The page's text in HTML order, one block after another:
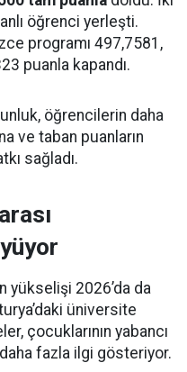
öğrenci yerleşti.
programı 497,7581,
puanla kapandı.
öğrencilerin daha
ve taban puanların
sağladı.
yükselişi 2026’da da
üniversite
çocuklarının yabancı
fazla ilgi gösteriyor.